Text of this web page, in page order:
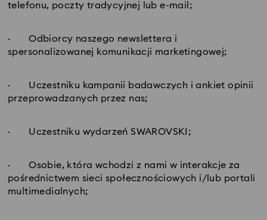
telefonu, poczty tradycyjnej lub e-mail;
· Odbiorcy naszego newslettera i
spersonalizowanej komunikacji marketingowej;
· Uczestniku kampanii badawczych i ankiet opinii
przeprowadzanych przez nas;
· Uczestniku wydarzeń SWAROVSKI;
· Osobie, która wchodzi z nami w interakcje za
pośrednictwem sieci społecznościowych i/lub portali
multimedialnych;